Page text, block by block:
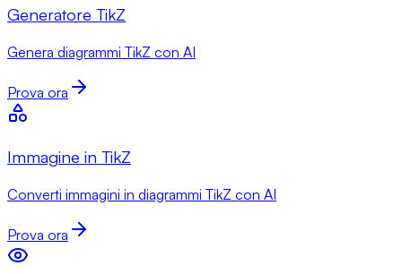
Generatore TikZ
Genera diagrammi TikZ con AI
Prova ora
Immagine in TikZ
Converti immagini in diagrammi TikZ con AI
Prova ora